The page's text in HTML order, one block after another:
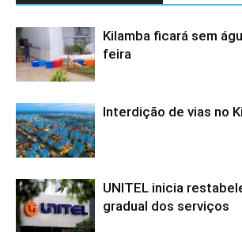
Kilamba ficará sem
feira
Interdição de vias no
UNITEL inicia
gradual dos serviços